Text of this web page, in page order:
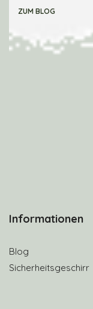
ZUM BLOG
Informationen
Blog
Sicherheitsgeschirr